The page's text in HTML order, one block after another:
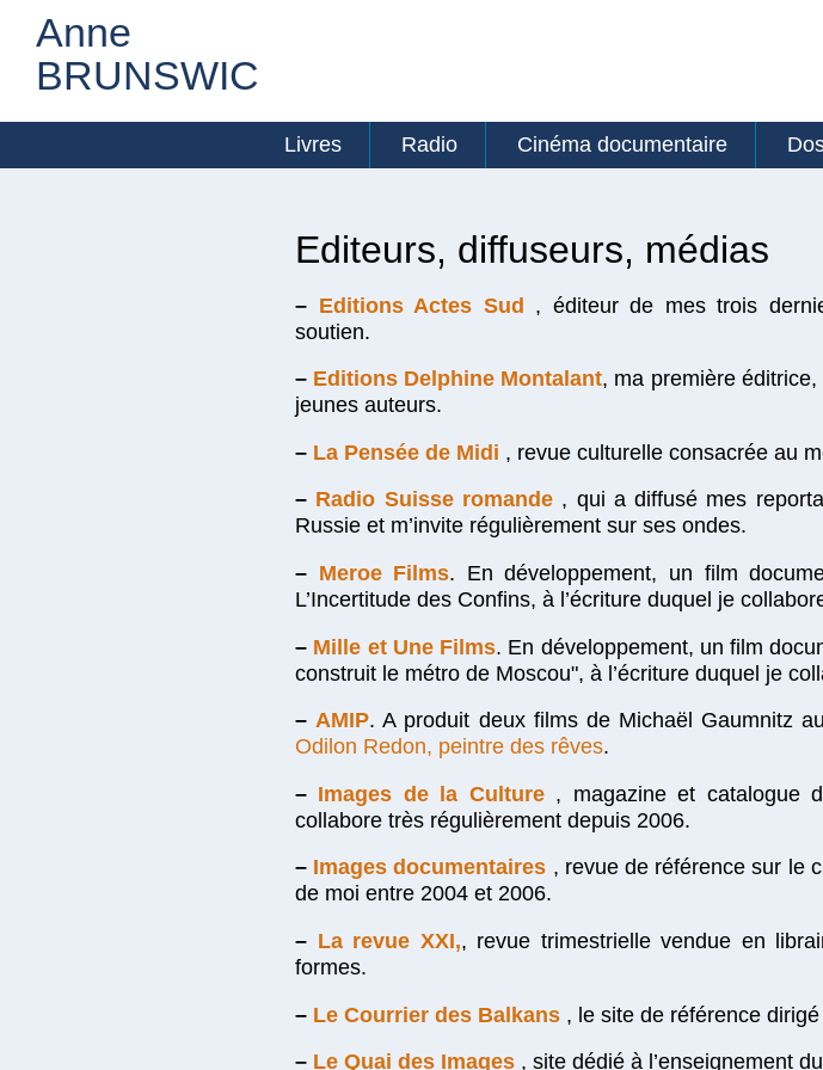
Anne
BRUNSWIC
Livres Radio Cinéma documentaire
Editeurs, diffuseurs, médias
– Editions Actes Sud , éditeur de mes trois
soutien.
– Editions Delphine Montalant, ma première
jeunes auteurs.
– La Pensée de Midi , revue culturelle consacrée au
– Radio Suisse romande , qui a diffusé mes
Russie et m’invite régulièrement sur ses ondes.
– Meroe Films. En développement, un film
L’Incertitude des Confins, à l’écriture duquel je
– Mille et Une Films. En développement, un film
construit le métro de Moscou", à l’écriture duquel je
– AMIP. A produit deux films de Michaël Gaumnitz
Odilon Redon, peintre des rêves.
– Images de la Culture , magazine et catalogue
collabore très régulièrement depuis 2006.
– Images documentaires , revue de référence sur le
de moi entre 2004 et 2006.
– La revue XXI,, revue trimestrielle vendue en
formes.
– Le Courrier des Balkans , le site de référence
– Le Quai des Images , site dédié à l’enseignement